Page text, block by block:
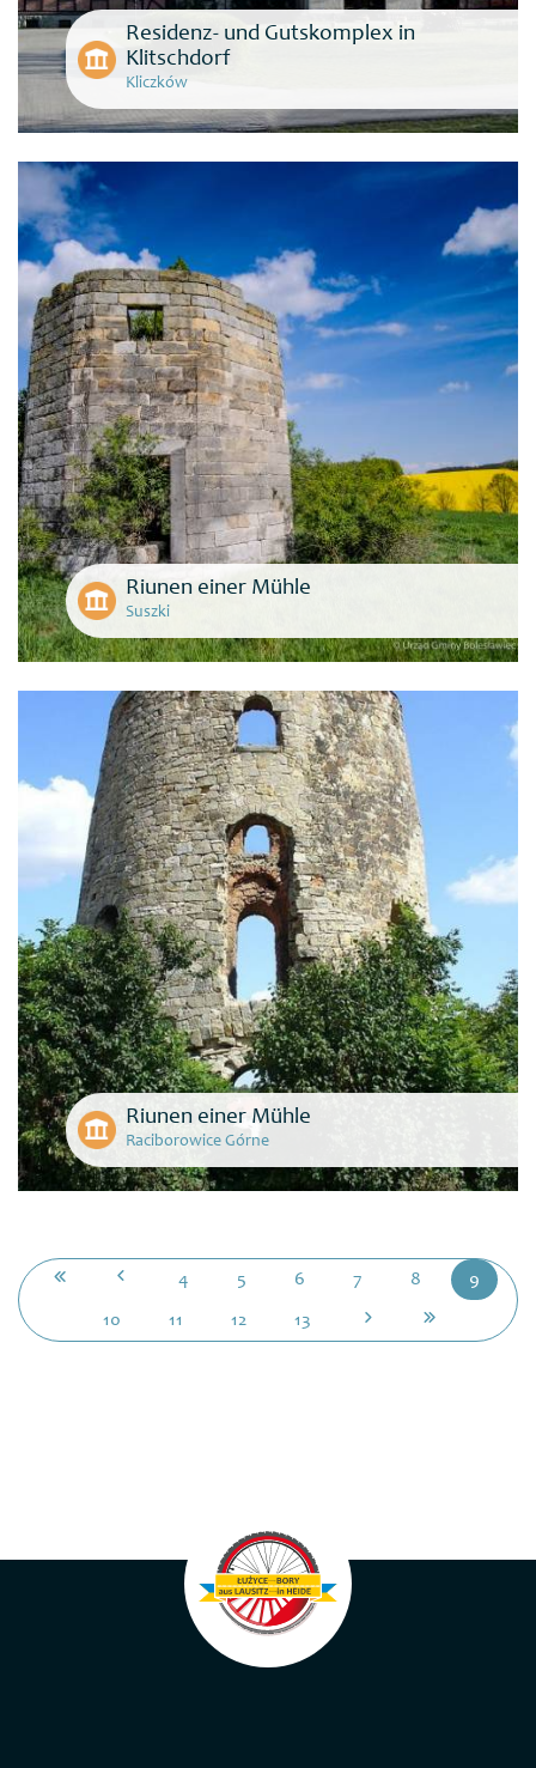
Residenz- und Gutskomplex in
Klitschdorf
Kliczków
Riunen einer Mühle
Suszki
Riunen einer Mühle
Raciborowice Górne
4 5 6 7 8 9
10 11 12 13